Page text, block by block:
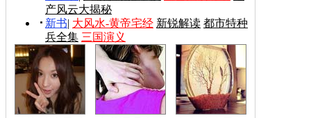
产风云大揭秘
新书| 大风水-黄帝宅经 新锐解读 都市特种
兵全集 三国演义